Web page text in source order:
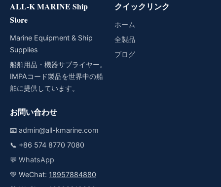
ALL-K MARINE Ship
Store
Marine Equipment & Ship
Supplies
船舶用品・機器サプライヤー。
IMPAコード製品を世界中の船
舶に提供しています。
クイックリンク
ホーム
全製品
ブログ
お問い合わせ
📧 admin@all-kmarine.com
📞 +86 574 8770 7080
💬 WhatsApp
💚 WeChat: 18957884880